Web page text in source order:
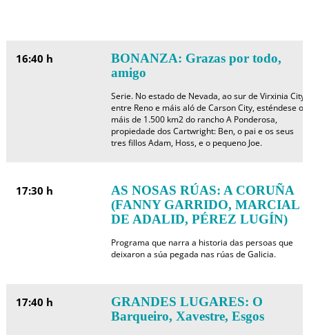
16:40 h
BONANZA: Grazas por todo,
amigo
Serie. No estado de Nevada, ao sur de Virxinia City,
entre Reno e máis aló de Carson City, esténdese os
máis de 1.500 km2 do rancho A Ponderosa,
propiedade dos Cartwright: Ben, o pai e os seus
tres fillos Adam, Hoss, e o pequeno Joe.
17:30 h
AS NOSAS RÚAS: A CORUÑA
(FANNY GARRIDO, MARCIAL
DE ADALID, PÉREZ LUGÍN)
Programa que narra a historia das persoas que
deixaron a súa pegada nas rúas de Galicia.
17:40 h
GRANDES LUGARES: O
Barqueiro, Xavestre, Esgos